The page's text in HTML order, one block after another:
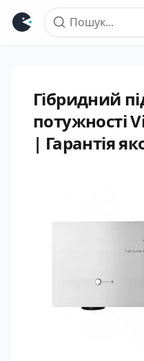
Гібридний
потужності
| Гарантія